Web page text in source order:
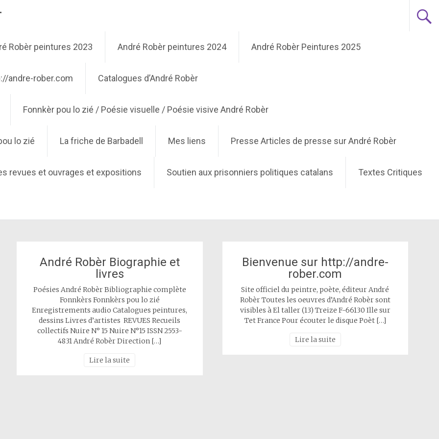
Robèr peintures 2023 André Robèr peintures 2024 André Robèr Peintures 2025
andre-rober.com Catalogues d’André Robèr
Fonnkèr pou lo zié / Poésie visuelle / Poésie visive André Robèr
lo zié La friche de Barbadell Mes liens Presse Articles de presse sur André Robèr
revues et ouvrages et expositions Soutien aux prisonniers politiques catalans Textes Critiques
André Robèr Biographie et
livres
Poésies André Robèr Bibliographie complète
Fonnkèrs Fonnkèrs pou lo zié
Enregistrements audio Catalogues peintures,
dessins Livres d’artistes REVUES Recueils
collectifs Nuire N° 15 Nuire N°15 ISSN 2553-
4831 André Robèr Direction […]
Lire la suite
Bienvenue sur http://andre-
rober.com
Site officiel du peintre, poète, éditeur André
Robèr Toutes les oeuvres d’André Robèr sont
visibles à El taller (13) Treize F-66130 Ille sur
Tet France Pour écouter le disque Poèt […]
Lire la suite